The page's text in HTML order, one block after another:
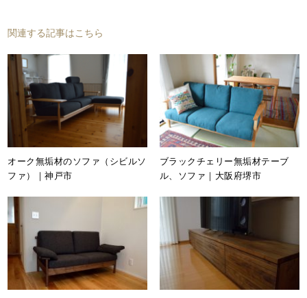
関連する記事はこちら
オーク無垢材のソファ（シビルソ
ファ）｜神戸市
ブラックチェリー無垢材テーブ
ル、ソファ｜大阪府堺市